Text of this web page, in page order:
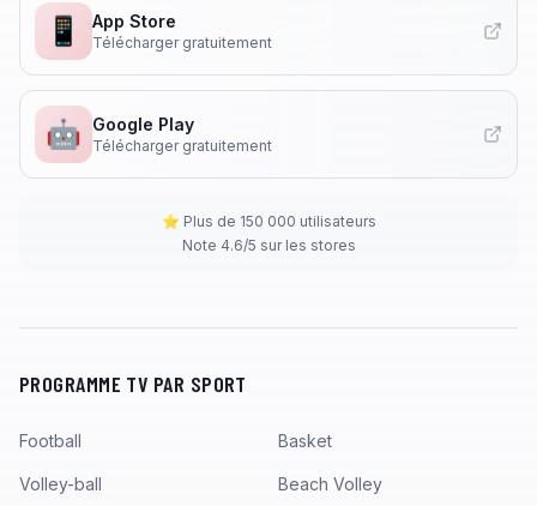
📱 App Store
Télécharger gratuitement
🤖 Google Play
Télécharger gratuitement
⭐ Plus de 150 000 utilisateurs
Note 4.6/5 sur les stores
PROGRAMME TV PAR SPORT
Football Basket
Volley-ball Beach Volley